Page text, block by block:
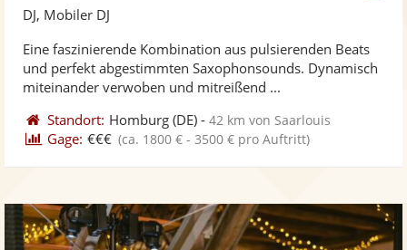
DJ, Mobiler DJ
Eine faszinierende Kombination aus pulsierenden Beats
und perfekt abgestimmten Saxophonsounds. Dynamisch
miteinander verwoben und mitreißend ...
Standort: Homburg (DE) -42 km von Saarlouis
Gage: €€€ (ca. 1800 € - 3500 € pro Auftritt)